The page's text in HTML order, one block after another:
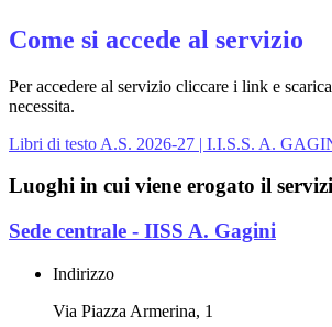
Come si accede al servizio
Per accedere al servizio cliccare i link e
necessita.
Libri di testo A.S. 2026-27 | I.I.S.S. A.
Luoghi in cui viene erogato il
Sede centrale - IISS A. Gagini
Indirizzo
Via Piazza Armerina, 1